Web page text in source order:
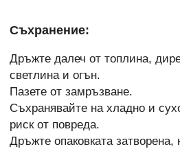
Съхранение:
Дръжте далеч от топлина,
светлина и огън.
Пазете от замръзване.
Съхранявайте на хладно и
риск от повреда.
Дръжте опаковката затворена,